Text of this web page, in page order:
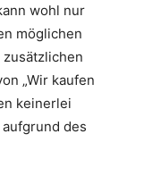
wohl nur
möglichen
„Wir kaufen
keinerlei
des